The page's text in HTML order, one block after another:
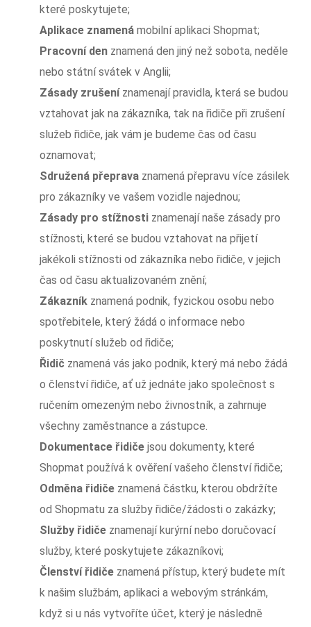
které poskytujete;
Aplikace znamenámobilní aplikaci Shopmat;
Pracovní denznamená den jiný než sobota, neděle
nebo státní svátek v Anglii;
Zásady zrušeníznamenají pravidla, která se budou
vztahovat jak na zákazníka, tak na řidiče při zrušení
služeb řidiče, jak vám je budeme čas od času
oznamovat;
Sdružená přepravaznamená přepravu více zásilek
pro zákazníky ve vašem vozidle najednou;
Zásady pro stížnostiznamenají naše zásady pro
stížnosti, které se budou vztahovat na přijetí
jakékoli stížnosti od zákazníka nebo řidiče, v jejich
čas od času aktualizovaném znění;
Zákazníkznamená podnik, fyzickou osobu nebo
spotřebitele, který žádá o informace nebo
poskytnutí služeb od řidiče;
Řidič znamená vás jako podnik, který má nebo žádá
o členství řidiče, ať už jednáte jako společnost s
ručením omezeným nebo živnostník, a zahrnuje
všechny zaměstnance a zástupce.
Dokumentace řidičejsou dokumenty, které
Shopmat používá k ověření vašeho členství řidiče;
Odměna řidičeznamená částku, kterou obdržíte
od Shopmatu za služby řidiče/žádosti o zakázky;
Služby řidičeznamenají kurýrní nebo doručovací
služby, které poskytujete zákazníkovi;
Členství řidičeznamená přístup, který budete mít
k našim službám, aplikaci a webovým stránkám,
když si u nás vytvoříte účet, který je následně